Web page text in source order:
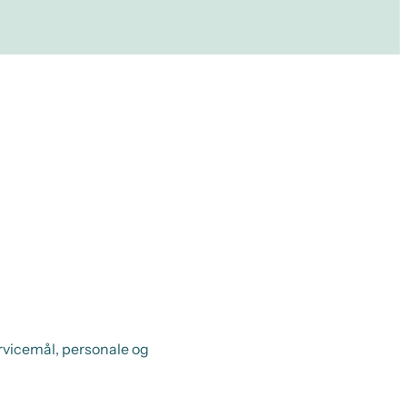
personale og